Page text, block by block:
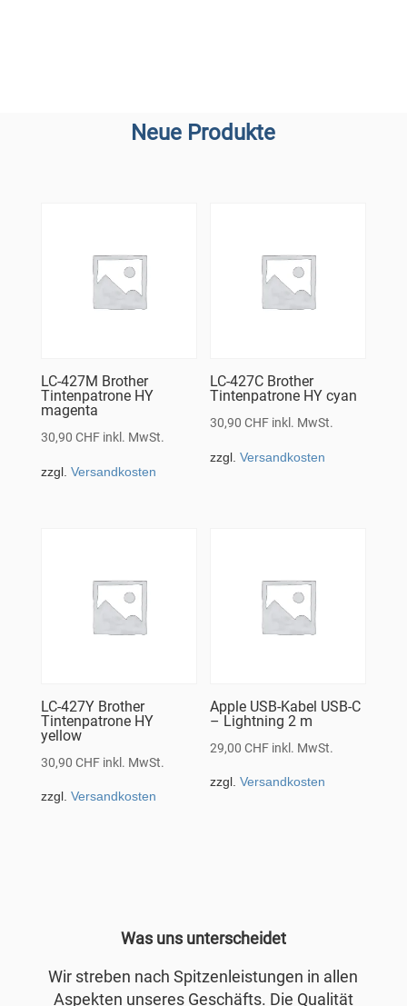
Neue Produkte
LC-427M Brother
Tintenpatrone HY
magenta
30,90 CHF inkl. MwSt.
zzgl. Versandkosten
LC-427C Brother
Tintenpatrone HY cyan
30,90CHF inkl. MwSt.
zzgl.Versandkosten
LC-427Y Brother
Tintenpatrone HY
yellow
30,90 CHF inkl. MwSt.
zzgl. Versandkosten
Apple USB-Kabel USB-C
– Lightning 2 m
29,00CHF inkl. MwSt.
zzgl.Versandkosten
Was uns unterscheidet
Wir streben nach Spitzenleistungen in allen
Aspekten unseres Geschäfts. Die Qualität